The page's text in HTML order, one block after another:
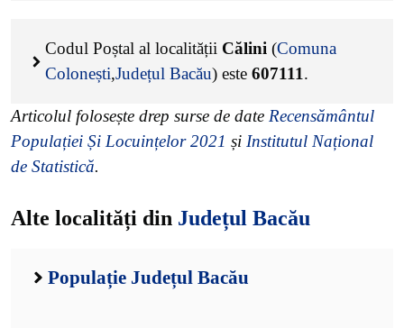
Codul Poștal al localității Călini (Comuna
Colonești,Județul Bacău) este 607111.
Articolul folosește drep surse de date Recensământul
Populației Și Locuințelor 2021 și Institutul Național
de Statistică.
Alte localități din Județul Bacău
Populație Județul Bacău